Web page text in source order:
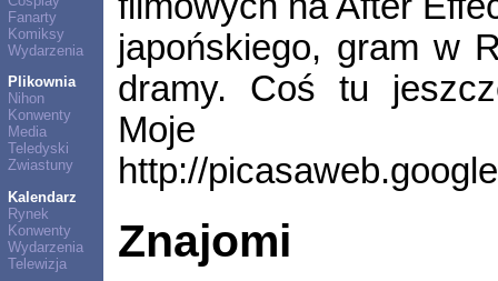
Fanarty
Komiksy
Wydarzenia
Plikownia
Nihon
Konwenty
Media
Teledyski
Zwiastuny
Kalendarz
Rynek
Konwenty
Wydarzenia
Telewizja
japońskiego, gram w
dramy. Coś tu
http://
Znajomi